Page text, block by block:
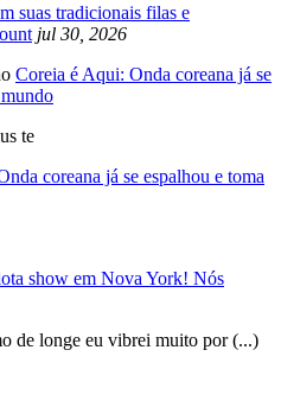
suas tradicionais filas e
jul 30, 2026
Coreia é Aqui: Onda coreana já se
te
coreana já se espalhou e toma
show em Nova York! Nós
de longe eu vibrei muito por (...)